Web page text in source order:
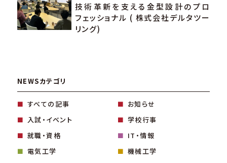
技術革新を支える金型設計のプロ
フェッショナル ( 株式会社デルタツー
リング)
NEWSカテゴリ
すべての記事
お知らせ
入試・イベント
学校行事
就職・資格
IT・情報
電気工学
機械工学